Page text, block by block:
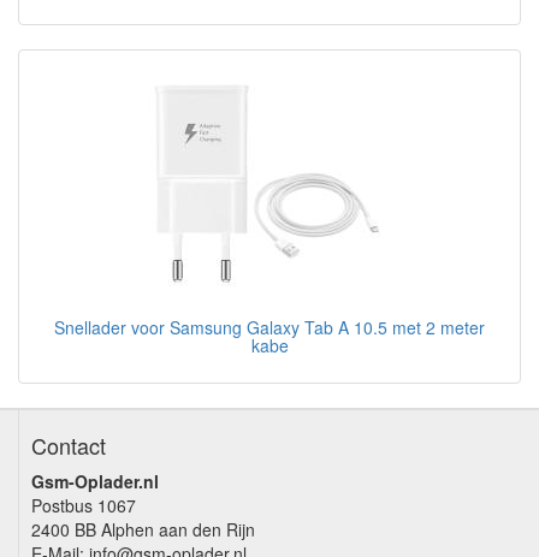
Snellader voor Samsung Galaxy Tab A 10.5 met 2 meter
kabe
Contact
Gsm-Oplader.nl
Postbus 1067
2400 BB Alphen aan den Rijn